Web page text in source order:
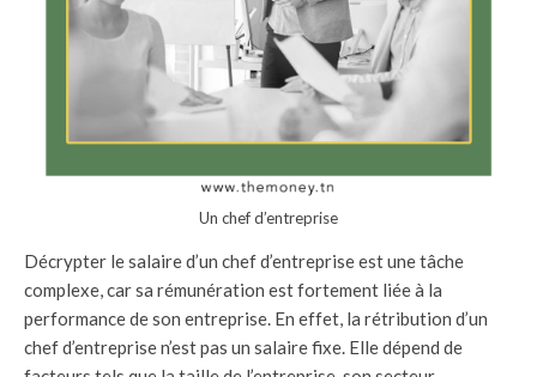
Un chef d’entreprise
Décrypter le salaire d’un chef d’entreprise est une tâche
complexe, car sa rémunération est fortement liée à la
performance de son entreprise. En effet, la rétribution d’un
chef d’entreprise n’est pas un salaire fixe. Elle dépend de